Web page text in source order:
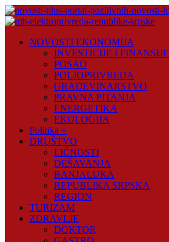
Skip
to
Plus
NOVOSTI EKONOMIJA
INVESTICIJE I FINANSIJE
POSAO
POLJOPRIVREDA
GRAĐEVINARSTVO
PRAVNA PITANJA
ENERGETIKA
EKOLOGIJA
Politika +
DRUŠTVO
LIČNOSTI
DEŠAVANJA
BANJALUKA
REPUBLIKA SRPSKA
REGION
TURIZAM
ZDRAVLJE
DOKTOR